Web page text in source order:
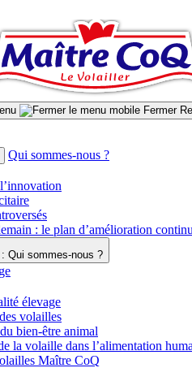
Fermer
Qui sommes-nous ?
: le plan d’amélioration
Qui sommes-nous ?
élevage
volailles
bien-être animal
la volaille dans l’alimentation
Maître CoQ